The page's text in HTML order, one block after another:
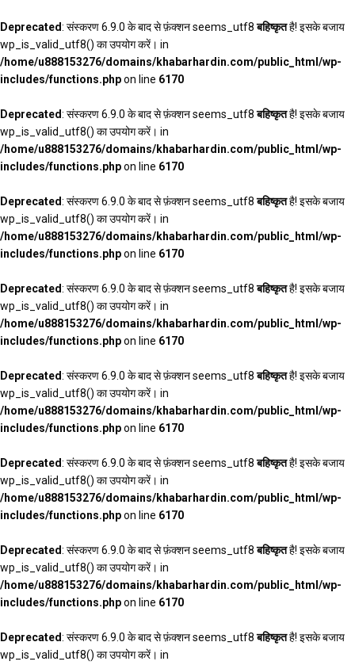
Deprecated: संस्करण 6.9.0 के बाद से फ़ंक्शन seems_utf8बहिष्कृतहै! इसके बजाय
wp_is_valid_utf8() का उपयोग करें। in
/home/u888153276/domains/khabarhardin.com/public_html/wp-
includes/functions.phpon line 6170
Deprecated: संस्करण 6.9.0 के बाद से फ़ंक्शन seems_utf8बहिष्कृतहै! इसके बजाय
wp_is_valid_utf8() का उपयोग करें। in
/home/u888153276/domains/khabarhardin.com/public_html/wp-
includes/functions.phpon line 6170
Deprecated: संस्करण 6.9.0 के बाद से फ़ंक्शन seems_utf8बहिष्कृतहै! इसके बजाय
wp_is_valid_utf8() का उपयोग करें। in
/home/u888153276/domains/khabarhardin.com/public_html/wp-
includes/functions.phpon line 6170
Deprecated: संस्करण 6.9.0 के बाद से फ़ंक्शन seems_utf8बहिष्कृतहै! इसके बजाय
wp_is_valid_utf8() का उपयोग करें। in
/home/u888153276/domains/khabarhardin.com/public_html/wp-
includes/functions.phpon line 6170
Deprecated: संस्करण 6.9.0 के बाद से फ़ंक्शन seems_utf8बहिष्कृतहै! इसके बजाय
wp_is_valid_utf8() का उपयोग करें। in
/home/u888153276/domains/khabarhardin.com/public_html/wp-
includes/functions.phpon line 6170
Deprecated: संस्करण 6.9.0 के बाद से फ़ंक्शन seems_utf8बहिष्कृतहै! इसके बजाय
wp_is_valid_utf8() का उपयोग करें। in
/home/u888153276/domains/khabarhardin.com/public_html/wp-
includes/functions.phpon line 6170
Deprecated: संस्करण 6.9.0 के बाद से फ़ंक्शन seems_utf8बहिष्कृतहै! इसके बजाय
wp_is_valid_utf8() का उपयोग करें। in
/home/u888153276/domains/khabarhardin.com/public_html/wp-
includes/functions.phpon line 6170
Deprecated: संस्करण 6.9.0 के बाद से फ़ंक्शन seems_utf8बहिष्कृतहै! इसके बजाय
wp_is_valid_utf8() का उपयोग करें। in